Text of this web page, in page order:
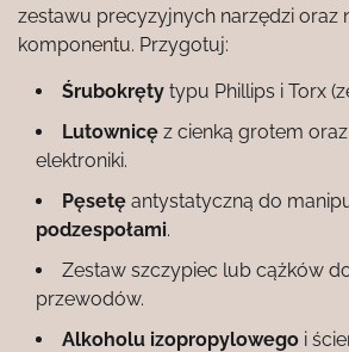
zestawu precyzyjnych narzędzi oraz
komponentu. Przygotuj:
Śrubokręty typu Phillips i Torx
Lutownicę z cienką grotem
elektroniki.
Pęsetę antystatyczną do
podzespołami.
Zestaw szczypiec lub cążków
przewodów.
Alkoholu izopropylowego i